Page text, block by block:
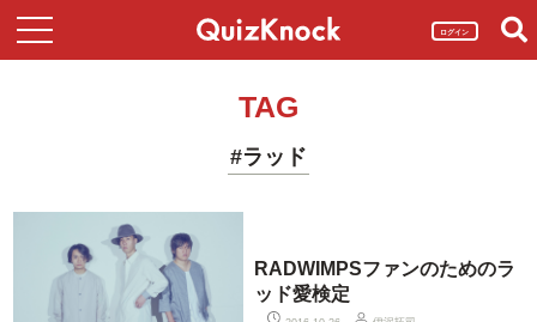
ログイン
TAG
#ラッド
RADWIMPSファンのためのラ
ッド愛検定